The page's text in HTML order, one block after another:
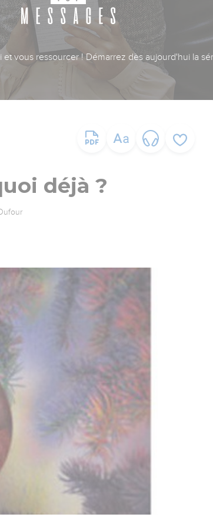
vous ressourcer ! Démarrez dès aujourd'hui la
déjà ?